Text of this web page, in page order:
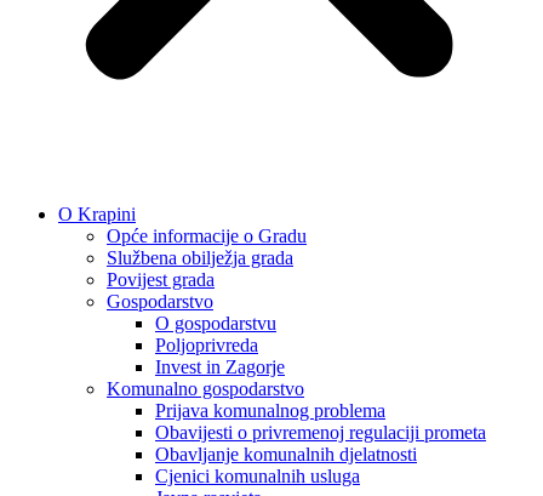
O Krapini
Opće informacije o Gradu
Službena obilježja grada
Povijest grada
Gospodarstvo
O gospodarstvu
Poljoprivreda
Invest in Zagorje
Komunalno gospodarstvo
Prijava komunalnog problema
Obavijesti o privremenoj regulaciji prometa
Obavljanje komunalnih djelatnosti
Cjenici komunalnih usluga